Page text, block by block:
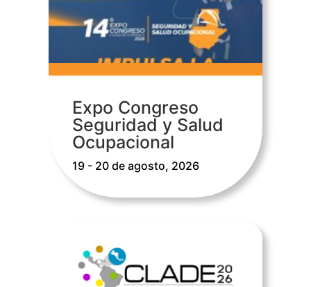
Expo Congreso
Seguridad y Salud
Ocupacional
19 - 20 de agosto, 2026